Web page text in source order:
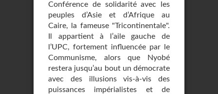
Conférence de solidarité avec les
peuples d’Asie et d’Afrique au
Caire, la fameuse "Tricontinentale".
Il appartient à l’aile gauche de
l’UPC, fortement influencée par le
Communisme, alors que Nyobé
restera jusqu’au bout un démocrate
avec des illusions vis-à-vis des
puissances impérialistes et de